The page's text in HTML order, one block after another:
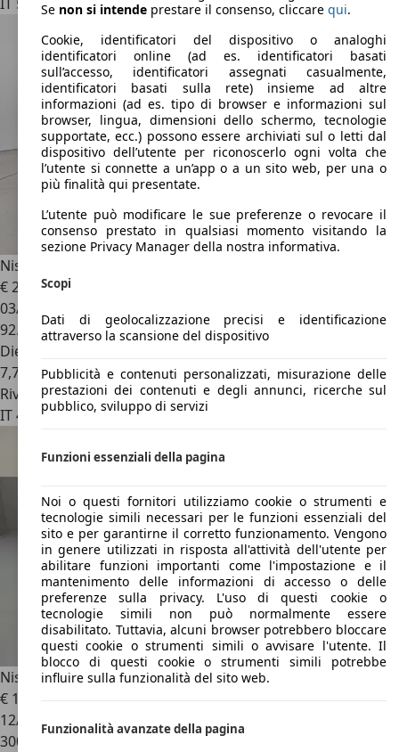
Nissan X-Trail
€ 20.900
03/2021
92.900 km
Diesel
7,7 l/100 km (comb.)
Rivenditore
IT 45100Rovigo - Ro
Nissan X-Trail2.2 dci 4x4
€ 1.999
12/2007
300.000 km
Se non si intende prestare il consenso, cliccare qui.
Cookie, identificatori del dispositivo o analoghi
identificatori online (ad es. identificatori basati
sull’accesso, identificatori assegnati casualmente,
identificatori basati sulla rete) insieme ad altre
informazioni (ad es. tipo di browser e informazioni sul
browser, lingua, dimensioni dello schermo, tecnologie
supportate, ecc.) possono essere archiviati sul o letti dal
dispositivo dell’utente per riconoscerlo ogni volta che
l’utente si connette a un’app o a un sito web, per una o
più finalità qui presentate.
L’utente può modificare le sue preferenze o revocare il
consenso prestato in qualsiasi momento visitando la
sezione Privacy Manager della nostra informativa.
Scopi
Dati di geolocalizzazione precisi e identificazione
attraverso la scansione del dispositivo
Pubblicità e contenuti personalizzati, misurazione delle
prestazioni dei contenuti e degli annunci, ricerche sul
pubblico, sviluppo di servizi
Funzioni essenziali della pagina
Noi o questi fornitori utilizziamo cookie o strumenti e
tecnologie simili necessari per le funzioni essenziali del
sito e per garantirne il corretto funzionamento. Vengono
in genere utilizzati in risposta all'attività dell'utente per
abilitare funzioni importanti come l'impostazione e il
mantenimento delle informazioni di accesso o delle
preferenze sulla privacy. L'uso di questi cookie o
tecnologie simili non può normalmente essere
disabilitato. Tuttavia, alcuni browser potrebbero bloccare
questi cookie o strumenti simili o avvisare l'utente. Il
blocco di questi cookie o strumenti simili potrebbe
influire sulla funzionalità del sito web.
Funzionalità avanzate della pagina